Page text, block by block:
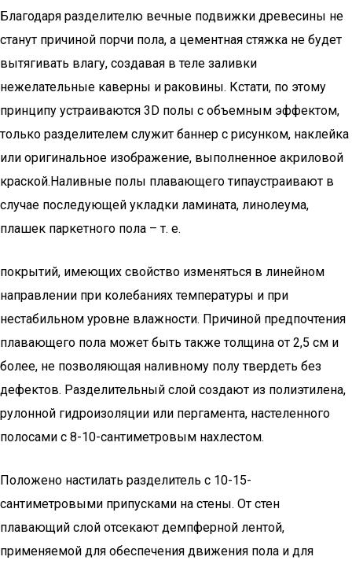
Благодаря разделителю вечные подвижки древесины не
станут причиной порчи пола, а цементная стяжка не будет
вытягивать влагу, создавая в теле заливки
нежелательные каверны и раковины. Кстати, по этому
принципу устраиваются 3D полы с объемным эффектом,
только разделителем служит баннер с рисунком, наклейка
или оригинальное изображение, выполненное акриловой
краской.Наливные полы плавающего типаустраивают в
случае последующей укладки ламината, линолеума,
плашек паркетного пола – т. е.
покрытий, имеющих свойство изменяться в линейном
направлении при колебаниях температуры и при
нестабильном уровне влажности. Причиной предпочтения
плавающего пола может быть также толщина от 2,5 см и
более, не позволяющая наливному полу твердеть без
дефектов. Разделительный слой создают из полиэтилена,
рулонной гидроизоляции или пергамента, настеленного
полосами с 8-10-сантиметровым нахлестом.
Положено настилать разделитель с 10-15-
сантиметровыми припусками на стены. От стен
плавающий слой отсекают демпферной лентой,
применяемой для обеспечения движения пола и для